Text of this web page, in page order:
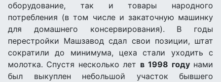
оборудование, так и товары народного
потребления (в том числе и закаточную машинку
для домашнего консервирования). В годы
перестройки Машзавод сдал свои позиции, штат
сократили до минимума, цеха стали уходить с
молотка. Спустя несколько лет в 1998 годунами
был выкуплен небольшой участок бывшего